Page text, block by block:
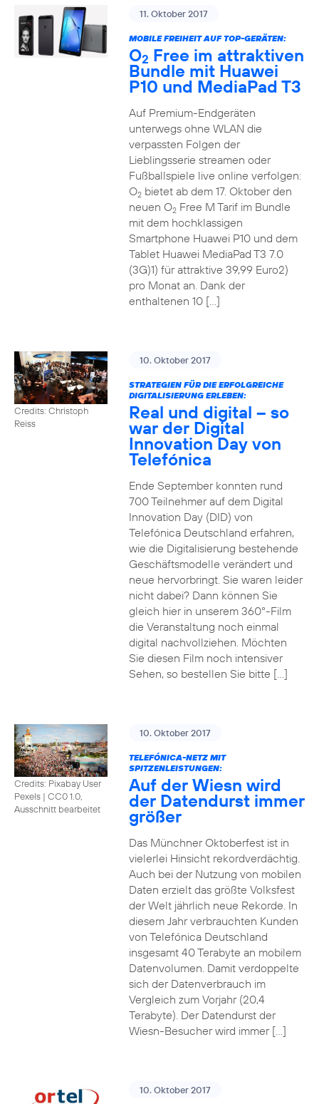
11. Oktober 2017
MOBILE FREIHEIT AUF TOP-GERÄTEN:
O2 Free im attraktiven
Bundle mit Huawei
P10 und MediaPad T3
Auf Premium-Endgeräten
unterwegs ohne WLAN die
verpassten Folgen der
Lieblingsserie streamen oder
Fußballspiele live online verfolgen:
O2bietet ab dem 17. Oktober den
neuen O2Free M Tarif im Bundle
mit dem hochklassigen
Smartphone Huawei P10 und dem
Tablet Huawei MediaPad T3 7.0
(3G)1) für attraktive 39,99 Euro2)
pro Monat an. Dank der
enthaltenen 10 […]
Credits: Christoph
Reiss
10. Oktober 2017
STRATEGIEN FÜR DIE ERFOLGREICHE
DIGITALISIERUNG ERLEBEN:
Real und digital – so
war der Digital
Innovation Day von
Telefónica
Ende September konnten rund
700 Teilnehmer auf dem Digital
Innovation Day (DID) von
Telefónica Deutschland erfahren,
wie die Digitalisierung bestehende
Geschäftsmodelle verändert und
neue hervorbringt. Sie waren leider
nicht dabei? Dann können Sie
gleich hier in unserem 360°-Film
die Veranstaltung noch einmal
digital nachvollziehen. Möchten
Sie diesen Film noch intensiver
Sehen, so bestellen Sie bitte […]
Credits: Pixabay User
Pexels | CC0 1.0,
Ausschnitt bearbeitet
10. Oktober 2017
TELEFÓNICA-NETZ MIT
SPITZENLEISTUNGEN:
Auf der Wiesn wird
der Datendurst immer
größer
Das Münchner Oktoberfest ist in
vielerlei Hinsicht rekordverdächtig.
Auch bei der Nutzung von mobilen
Daten erzielt das größte Volksfest
der Welt jährlich neue Rekorde. In
diesem Jahr verbrauchten Kunden
von Telefónica Deutschland
insgesamt 40 Terabyte an mobilem
Datenvolumen. Damit verdoppelte
sich der Datenverbrauch im
Vergleich zum Vorjahr (20,4
Terabyte). Der Datendurst der
Wiesn-Besucher wird immer […]
10. Oktober 2017